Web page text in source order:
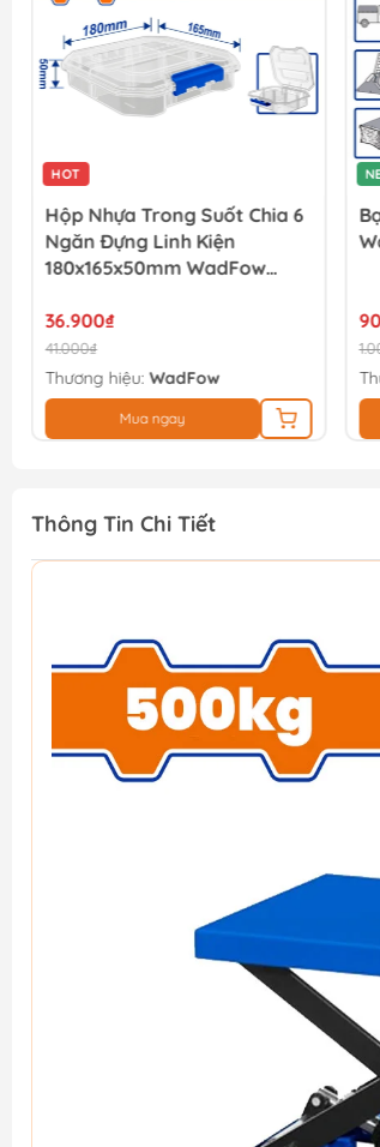
HOT
Hộp Nhựa Trong Suốt Chia 6
Ngăn Đựng Linh Kiện
180x165x50mm WadFow
36.900₫
41.000₫
Thương hiệu:WadFow
Mua ngay
Thông Tin Chi Tiết